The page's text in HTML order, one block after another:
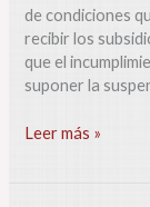
de condiciones
recibir los
que el
suponer la
parados
que
no
acudan
las
Leer más »